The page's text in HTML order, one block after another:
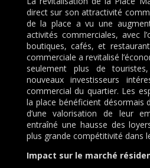
direct sur son attractivité
de la place a vu une
activités commerciales, avec
boutiques, cafés, et
commerciale a revitalisé
seulement plus de
nouveaux investisseurs
commercial du quartier. Les
la place bénéficient désormais
d’une valorisation de leur
entraîné une hausse des
plus grande compétitivité dans
Impact sur le marché